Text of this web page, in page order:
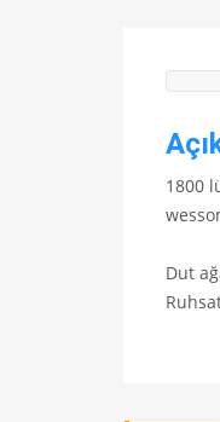
1800
Dut